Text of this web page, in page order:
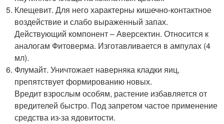
Клещевит. Для него характерны кишечно-контактное
воздействие и слабо выраженный запах.
Действующий компонент – Аверсектин. Относится к
аналогам Фитоверма. Изготавливается в ампулах (4
мл).
Флумайт. Уничтожает наверняка кладки яиц,
препятствует формированию новых.
Вредит взрослым особям, растение избавляется от
вредителей быстро. Под запретом частое применение
средства из-за ядовитости.